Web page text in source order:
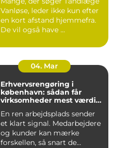
Vanløse, leder ikke kun efter
en kort afstand hjemmefra.
De vil også have ...
04. Mar
Erhvervsrengøring i
københavn: sådan får
virksomheder mest værdi
En ren arbejdsplads sender
et klart signal. Medarbejdere
og kunder kan mærke
forskellen, så snart de...